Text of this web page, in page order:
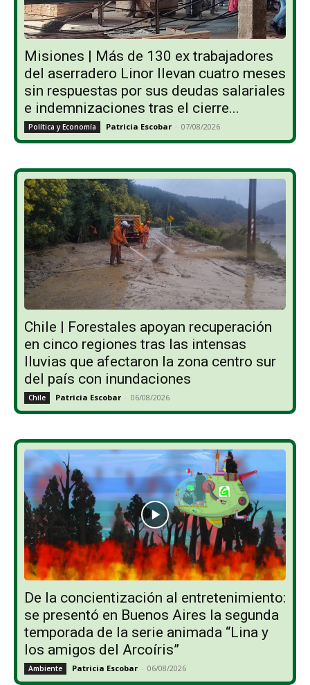
Misiones | Más de 130 ex trabajadores
del aserradero Linor llevan cuatro meses
sin respuestas por sus deudas salariales
e indemnizaciones tras el cierre...
Política y Economía Patricia Escobar - 07/08/2026
Chile | Forestales apoyan recuperación
en cinco regiones tras las intensas
lluvias que afectaron la zona centro sur
del país con inundaciones
Chile Patricia Escobar - 06/08/2026
De la concientización al entretenimiento:
se presentó en Buenos Aires la segunda
temporada de la serie animada “Lina y
los amigos del Arcoíris”
Ambiente Patricia Escobar - 06/08/2026